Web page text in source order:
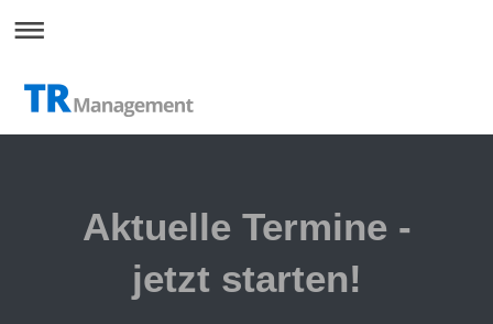
Aktuelle Termine -
jetzt starten!